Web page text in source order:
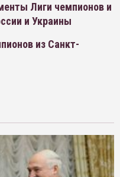
Лиги чемпионов и
и Украины
из Санкт-